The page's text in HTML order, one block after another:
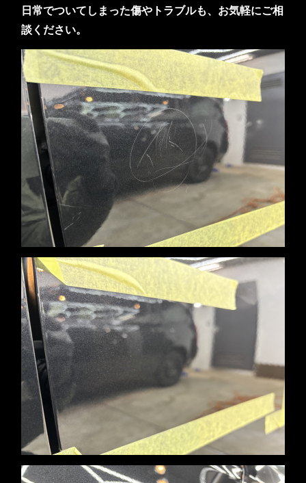
日常でついてしまった傷やトラブルも、お気軽にご相
談ください。